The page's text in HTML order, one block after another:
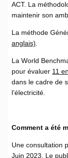
ACT. La
maintenir son
La méthode
anglais).
La World
pour évaluer 11
dans le cadre de
l’électricité.
Comment a été
Une consultation
Juin 2023. Le